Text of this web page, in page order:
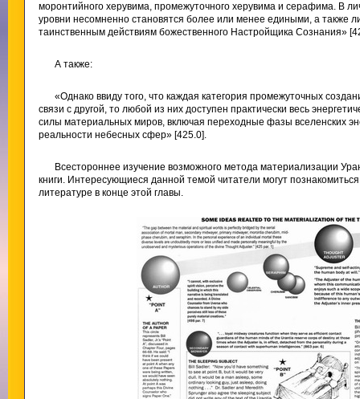
моронтийного херувима, промежуточного херувима и серафима. В
уровни несомненно становятся более или менее едиными, а также
таинственным действиям божественного Настройщика Сознания»
А также:
«Однако ввиду того, что каждая категория промежуточных
связи с другой, то любой из них доступен практически весь
силы материальных миров, включая переходные фазы вселенских
реальности небесных сфер» [425.0].
Всестороннее изучение возможного метода материализации
книги. Интересующиеся данной темой читатели могут
литературе в конце этой главы.